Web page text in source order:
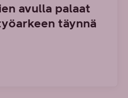
avulla palaat
täynnä